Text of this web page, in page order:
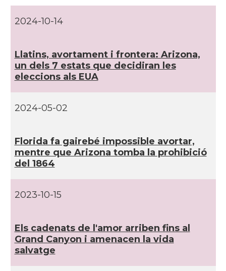
CAMON
CAMON Catalans a DURHAM, NC
CAMON
CAMON
CAMON
CAMON
2024-10-14
Llatins, avortament i frontera: Arizona,
un dels 7 estats que decidiran les
eleccions als EUA
2024-05-02
Florida fa gairebé impossible avortar,
mentre que Arizona tomba la prohibició
del 1864
2023-10-15
Els cadenats de l'amor arriben fins al
Grand Canyon i amenacen la vida
salvatge